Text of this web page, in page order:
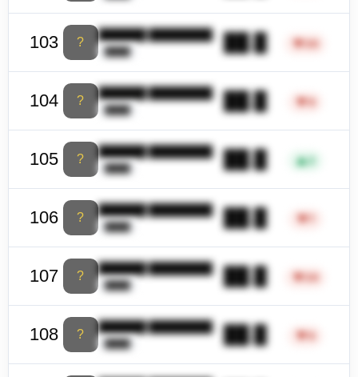
103 ?
██████ ████████
████ ██.█ ▼26
104 ?
██████ ████████
████ ██.█ ▼ 9
105 ?
██████ ████████
████ ██.█ ▲2
106 ?
██████ ████████
████ ██.█ ▼
107 ?
██████ ████████
████ ██.█ ▼ 29
108 ?
██████ ████████
████ ██.█ ▼6